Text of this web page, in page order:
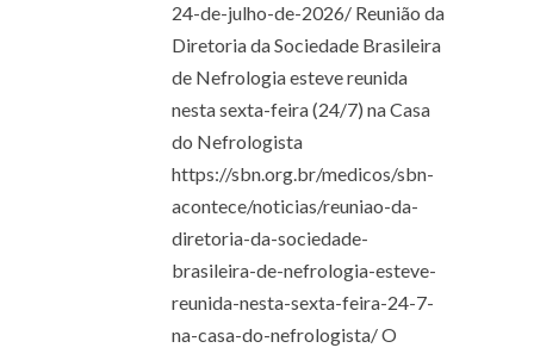
24-de-julho-de-2026/ Reunião da
Diretoria da Sociedade Brasileira
de Nefrologia esteve reunida
nesta sexta-feira (24/7) na Casa
do Nefrologista
https://sbn.org.br/medicos/sbn-
acontece/noticias/reuniao-da-
diretoria-da-sociedade-
brasileira-de-nefrologia-esteve-
reunida-nesta-sexta-feira-24-7-
na-casa-do-nefrologista/ O